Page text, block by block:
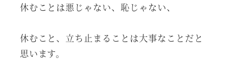
休むことは悪じゃない、恥じゃない、
休むこと、立ち止まることは大事なことだと
思います。